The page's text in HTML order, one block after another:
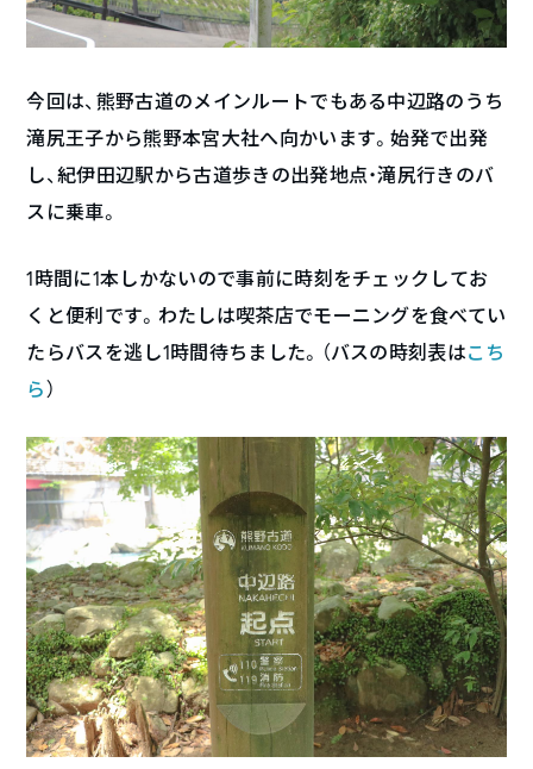
今回は、熊野古道のメインルートでもある中辺路のうち
滝尻王子から熊野本宮大社へ向かいます。始発で出発
し、紀伊田辺駅から古道歩きの出発地点・滝尻行きのバ
スに乗車。
1時間に1本しかないので事前に時刻をチェックしてお
くと便利です。わたしは喫茶店でモーニングを食べてい
たらバスを逃し1時間待ちました。（バスの時刻表はこち
ら）